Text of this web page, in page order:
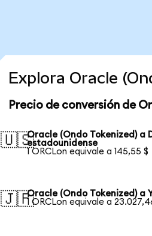
Explora Oracle
Precio de conversión de
🇺🇸Oracle (Ondo Tokenized) a
estadounidense
1 ORCLon equivale a 145,55 $
🇯🇵Oracle (Ondo Tokenized) a
1 ORCLon equivale a